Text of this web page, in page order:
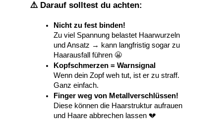
⚠️ Darauf solltest du achten:
Nicht zu fest binden!
Zu viel Spannung belastet Haarwurzeln
und Ansatz → kann langfristig sogar zu
Haarausfall führen 😬
Kopfschmerzen = Warnsignal
Wenn dein Zopf weh tut, ist er zu straff.
Ganz einfach.
Finger weg von Metallverschlüssen!
Diese können die Haarstruktur aufrauen
und Haare abbrechen lassen 💔